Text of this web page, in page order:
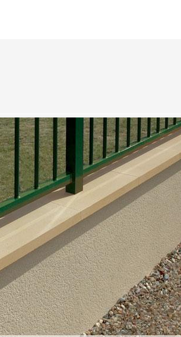
Villiers Le Bacle
une connaissance très fiable,
murs. Actuellement, nous réalisons une
le bon plan, nous vous invitons de ne
Alors, ne cherchez plus d’autres
Le Bacle91190et également aux alentours.